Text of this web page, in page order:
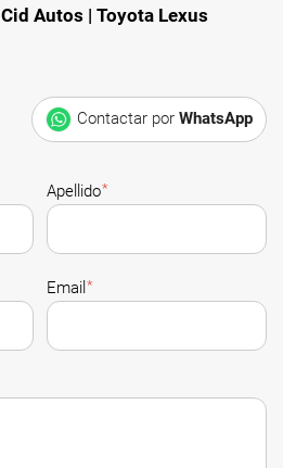
Cid Autos | Toyota Lexus
Contactar por WhatsApp
Apellido*
Email *